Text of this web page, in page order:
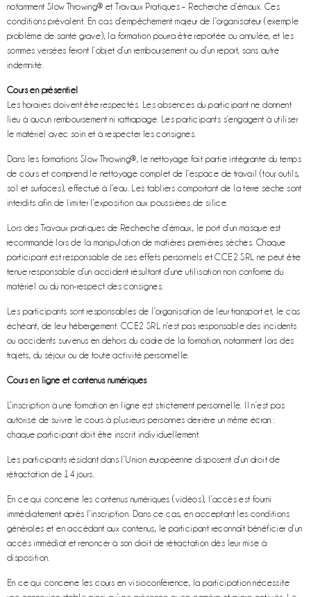
notamment Slow Throwing® et Travaux Pratiques – Recherche d’émaux. Ces
conditions prévalent. En cas d’empêchement majeur de l’organisateur (exemple
problème de santé grave), la formation pourra être reportée ou annulée, et les
sommes versées feront l’objet d’un remboursement ou d’un report, sans autre
indemnité.
Cours en présentiel
Les horaires doivent être respectés. Les absences du participant ne donnent
lieu à aucun remboursement ni rattrapage. Les participants s’engagent à utiliser
le matériel avec soin et à respecter les consignes.
Dans les formations Slow Throwing®, le nettoyage fait partie intégrante du temps
de cours et comprend le nettoyage complet de l’espace de travail (tour, outils,
sol et surfaces), effectué à l’eau. Les tabliers comportant de la terre sèche sont
interdits afin de limiter l’exposition aux poussières de silice.
Lors des Travaux pratiques de Recherche d’émaux, le port d’un masque est
recommandé lors de la manipulation de matières premières sèches. Chaque
participant est responsable de ses effets personnels et CCE2 SRL ne peut être
tenue responsable d’un accident résultant d’une utilisation non conforme du
matériel ou du non-respect des consignes.
Les participants sont responsables de l’organisation de leur transport et, le cas
échéant, de leur hébergement. CCE2 SRL n’est pas responsable des incidents
ou accidents survenus en dehors du cadre de la formation, notamment lors des
trajets, du séjour ou de toute activité personnelle.
Cours en ligne et contenus numériques
L’inscription à une formation en ligne est strictement personnelle. Il n’est pas
autorisé de suivre le cours à plusieurs personnes derrière un même écran :
chaque participant doit être inscrit individuellement.
Les participants résidant dans l’Union européenne disposent d’un droit de
rétractation de 14 jours.
En ce qui concerne les contenus numériques (vidéos), l’accès est fourni
immédiatement après l’inscription. Dans ce cas, en acceptant les conditions
générales et en accédant aux contenus, le participant reconnaît bénéficier d’un
accès immédiat et renoncer à son droit de rétractation dès leur mise à
disposition.
En ce qui concerne les cours en visioconférence, la participation nécessite